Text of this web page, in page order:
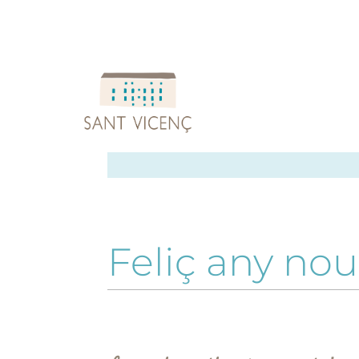
Feliç any nou